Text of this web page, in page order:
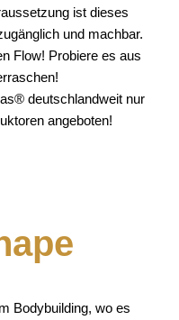
ist dieses
und machbar.
Flow! Probiere es aus
deutschlandweit nur
angeboten!
Bodybuilding, wo es